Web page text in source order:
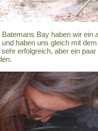
Bay haben wir ein
und haben uns gleich mit
erfolgreich, aber ein